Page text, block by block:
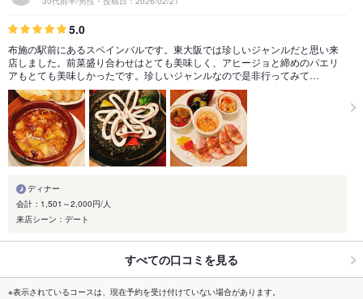
5.0
布施の駅前にあるスペインバルです。東大阪では珍しいジャンルだと思い来
店しました。前菜盛り合わせはとても美味しく、アヒージョと締めのパエリ
アもとても美味しかったです。珍しいジャンルなので是非行ってみて…
ディナー
会計：1,501～2,000円/人
来店シーン：デート
すべての口コミを見る
※表示されているコースは、現在予約を受け付けていない場合があります。